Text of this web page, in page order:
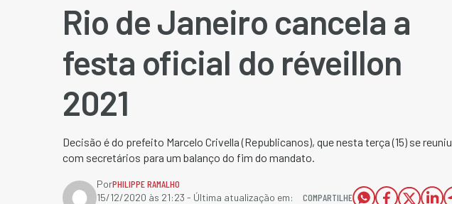
Rio de Janeiro cancela a
festa oficial do réveillon
2021
Decisão é do prefeito Marcelo Crivella (Republicanos), que nesta terça (15) se reuniu
com secretários para um balanço do fim do mandato.
PorPHILIPPE RAMALHO
15/12/2020 às 21:23 - Última atualização em:
COMPARTILHE